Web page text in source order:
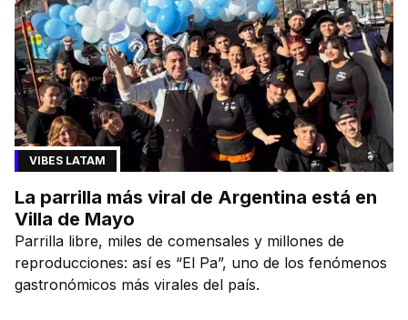
VIBES LATAM
La parrilla más viral de Argentina está en
Villa de Mayo
Parrilla libre, miles de comensales y millones de
reproducciones: así es “El Pa”, uno de los fenómenos
gastronómicos más virales del país.